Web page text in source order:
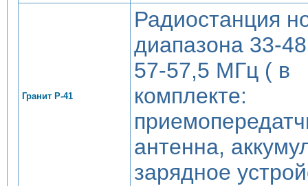
Гранит Р-41
Радиостанция
диапазона 33-
57-57,5 МГц ( в
комплекте:
антенна,
зарядное